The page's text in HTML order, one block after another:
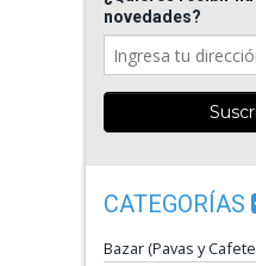
novedades?
CATEGORÍAS
Bazar (Pavas y